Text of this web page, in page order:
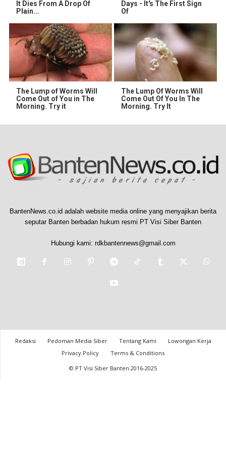
It Dies From A Drop Of
Plain...
Days - It's The First Sign
Of
The Lump of Worms Will
Come Out of You in The
Morning. Try it
The Lump Of Worms Will
Come Out Of You In The
Morning. Try It
BantenNews.co.id adalah website media online yang menyajikan berita
seputar Banten berbadan hukum resmi PT Visi Siber Banten
Hubungi kami: rdkbantennews@gmail.com
Redaksi Pedoman Media Siber Tentang Kami
Lowongan Kerja
Privacy Policy
Terms & Conditions
© PT Visi Siber Banten 2016-2025